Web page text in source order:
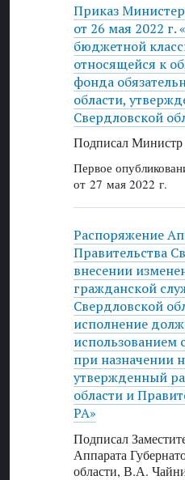
Приказ
от 26 мая 2022
бюджетной
относящейся к
фонда
области,
Свердловской
Подписал
Первое
от 27 мая 2022 г.
Распоряжение
Правительства
внесении
гражданской
Свердловской
исполнение
использованием
при назначении
утвержденный
области и
РА»
Подписал
Аппарата
области, В.А.